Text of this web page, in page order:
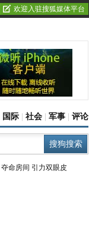
欢迎入驻搜狐媒体平台
国际 社会 军事 评论
夺命房间 引力双眼皮